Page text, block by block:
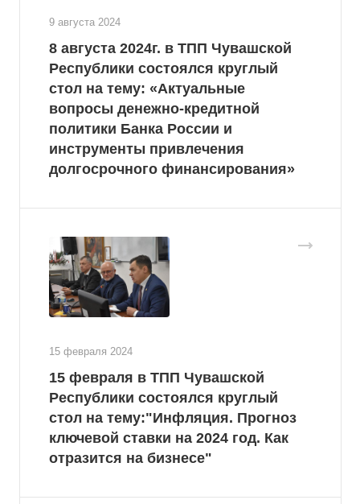
9 августа 2024
8 августа 2024г. в ТПП Чувашской
Республики состоялся круглый
стол на тему: «Актуальные
вопросы денежно-кредитной
политики Банка России и
инструменты привлечения
долгосрочного финансирования»
15 февраля 2024
15 февраля в ТПП Чувашской
Республики состоялся круглый
стол на тему:"Инфляция. Прогноз
ключевой ставки на 2024 год. Как
отразится на бизнесе"